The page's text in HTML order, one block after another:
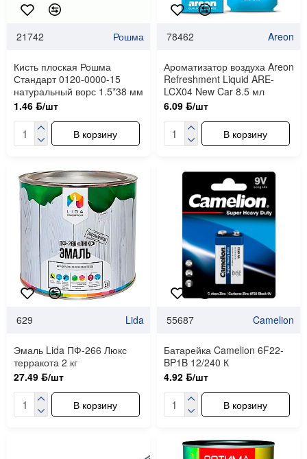
21742 Рошма
Кисть плоская Рошма
Стандарт 0120-0000-15
натуральный ворс 1.5*38 мм
1.46 ƃ/шт
В корзину
78462 Areon
Ароматизатор воздуха Areon
Refreshment Liquid ARE-
LCX04 New Car 8.5 мл
6.09 ƃ/шт
В корзину
629 Lida
Эмаль Lida ПФ-266 Люкс
терракота 2 кг
27.49 ƃ/шт
В корзину
55687 Camelion
Батарейка Camelion 6F22-
BP1B 12/240 К
4.92 ƃ/шт
В корзину